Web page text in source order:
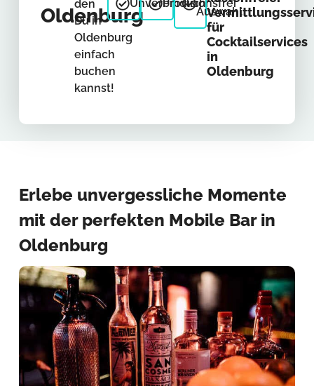
Oldenburg
den
Du in
Oldenburg
einfach
buchen
kannst!
Unverbindlich
Provisionsfrei
Auswahl
für
Cocktailservices
in
Oldenburg
Erlebe unvergessliche Momente
mit der perfekten Mobile Bar in
Oldenburg